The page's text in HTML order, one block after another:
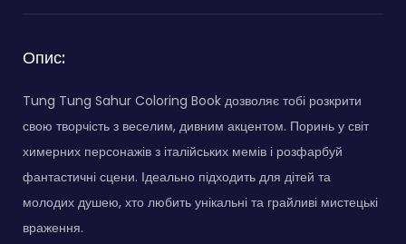
Опис:
Tung Tung Sahur Coloring Book дозволяє тобі розкрити
свою творчість з веселим, дивним акцентом. Поринь у світ
химерних персонажів з італійських мемів і розфарбуй
фантастичні сцени. Ідеально підходить для дітей та
молодих душею, хто любить унікальні та грайливі мистецькі
враження.